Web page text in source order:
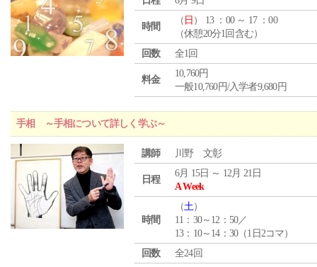
時間
（ 日 ） 13 ：00 ～ 17 ：00
（休憩20分1回含む）
回数
全1回
料金
10,760円
一般10,760円/入学者9,680円
手相 ～手相について詳しく学ぶ～
講師 川野 文彰
日程
6月 15日 ～ 12月 21日
A Week
時間
（土）
11：30～12：50／
13：10～14：30（1日2コマ）
回数
全24回